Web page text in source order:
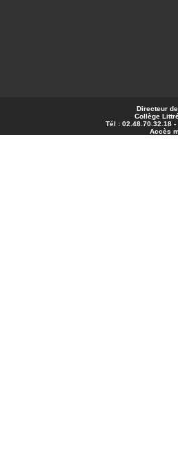
Directeur
Collège
Tél : 02.48.70.32.18
Accès